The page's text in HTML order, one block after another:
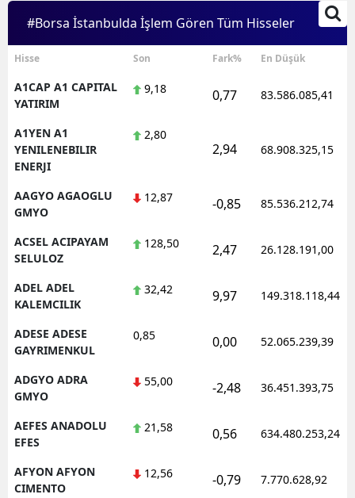
Elazığ
Erzincan
Gaziantep
Gümüşhane
Hakkari
Mersin
Kars
Kastamonu
#Borsa İstanbulda İşlem Gören Tüm Hisseler
Hisse Son Fark% En Düşük
A1CAP A1 CAPITAL
YATIRIM
9,18 0,77 83.586.085,41
A1YEN A1
YENILENEBILIR
ENERJI
2,80
2,94 68.908.325,15
AAGYO AGAOGLU
GMYO
12,87 -0,85 85.536.212,74
ACSEL ACIPAYAM
SELULOZ
128,50 2,47 26.128.191,00
ADEL ADEL
KALEMCILIK
32,42 9,97 149.318.118,44
ADESE ADESE
GAYRIMENKUL
0,85 0,00 52.065.239,39
ADGYO ADRA
GMYO
55,00 -2,48 36.451.393,75
AEFES ANADOLU
EFES
21,58 0,56 634.480.253,24
AFYON AFYON
CIMENTO
12,56 -0,79 7.770.628,92